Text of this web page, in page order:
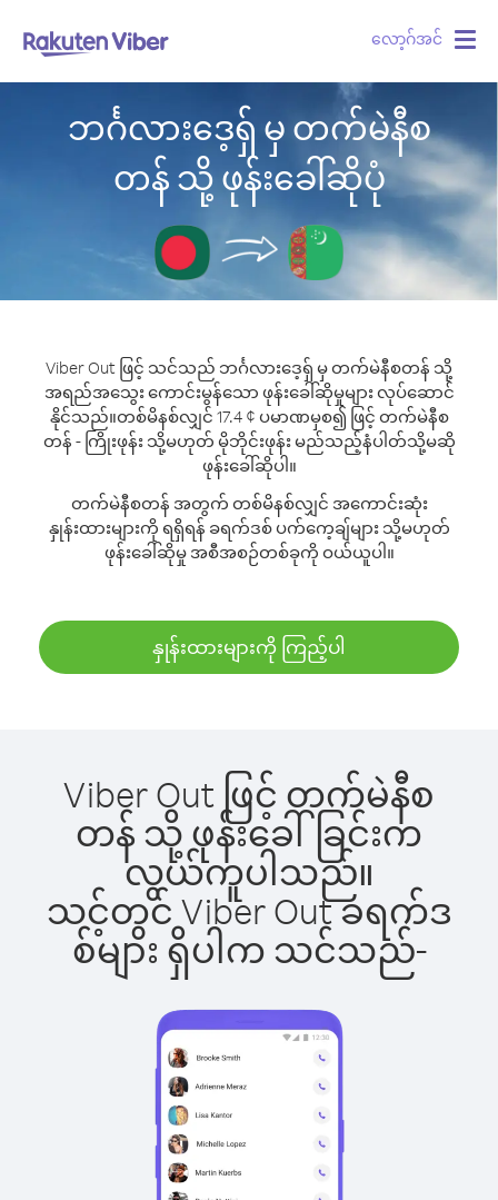
လော့ဂ်အင်
ဘင်္ဂလားဒေ့ရှ် မှ တက်မဲနီစ
တန် သို့ ဖုန်းခေါ်ဆိုပုံ
Viber Out ဖြင့် သင်သည် ဘင်္ဂလားဒေ့ရှ် မှ တက်မဲနီစတန် သို့
အရည်အသွေး ကောင်းမွန်သော ဖုန်းခေါ်ဆိုမှုများ လုပ်ဆောင်
နိုင်သည်။တစ်မိနစ်လျှင် 17.4 ¢ ပမာဏမှစ၍ ဖြင့် တက်မဲနီစ
တန် - ကြိုးဖုန်း သို့မဟုတ် မိုဘိုင်းဖုန်း မည်သည့်နံပါတ်သို့မဆို
ဖုန်းခေါ်ဆိုပါ။
တက်မဲနီစတန် အတွက် တစ်မိနစ်လျှင် အကောင်းဆုံး
နှုန်းထားများကို ရရှိရန် ခရက်ဒစ် ပက်ကေ့ချ်များ သို့မဟုတ်
ဖုန်းခေါ်ဆိုမှု အစီအစဉ်တစ်ခုကို ဝယ်ယူပါ။
နှုန်းထားများကို ကြည့်ပါ
Viber Out ဖြင့် တက်မဲနီစ
တန် သို့ ဖုန်းခေါ်ခြင်းက
လွယ်ကူပါသည်။
သင့်တွင် Viber Out ခရက်ဒ
စ်များ ရှိပါက သင်သည်-